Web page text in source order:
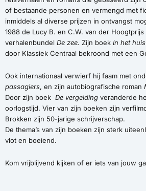
of bestaande personen en vermengd met
inmiddels al diverse prijzen in ontvangst
1988 de Lucy B. en C.W. van der Hoogtprijs
verhalenbundel De zee. Zijn boek In het
door Klassiek Centraal bekroond met een
Ook internationaal verwierf hij faam met
passagiers, en zijn autobiografische roman
Door zijn boek De vergelding veranderde
oorlogstijd. Vier van zijn boeken zijn
Brokken zijn 50-jarige schrijverschap.
De thema’s van zijn boeken zijn sterk
vlot en boeiend.
Kom vrijblijvend kijken of er iets van jouw